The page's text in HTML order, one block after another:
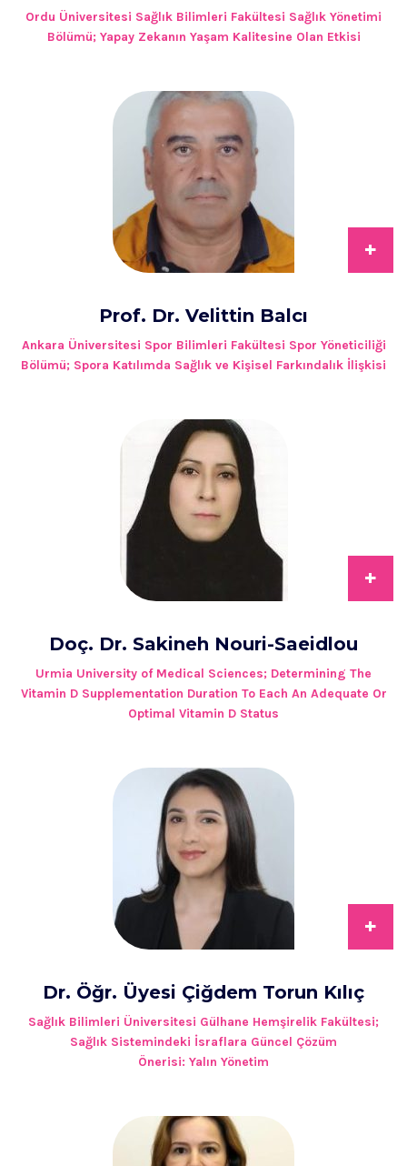
Ordu Üniversitesi Sağlık Bilimleri Fakültesi Sağlık Yönetimi
Bölümü; Yapay Zekanın Yaşam Kalitesine Olan Etkisi
+
Prof. Dr. Velittin Balcı
Ankara Üniversitesi Spor Bilimleri Fakültesi Spor Yöneticiliği
Bölümü; Spora Katılımda Sağlık ve Kişisel Farkındalık İlişkisi
+
Doç. Dr. Sakineh Nouri-Saeidlou
Urmia University of Medical Sciences; Determining The
Vitamin D Supplementation Duration To Each An Adequate Or
Optimal Vitamin D Status
+
Dr. Öğr. Üyesi Çiğdem Torun Kılıç
Sağlık Bilimleri Üniversitesi Gülhane Hemşirelik Fakültesi;
Sağlık Sistemindeki İsraflara Güncel Çözüm
Önerisi: Yalın Yönetim